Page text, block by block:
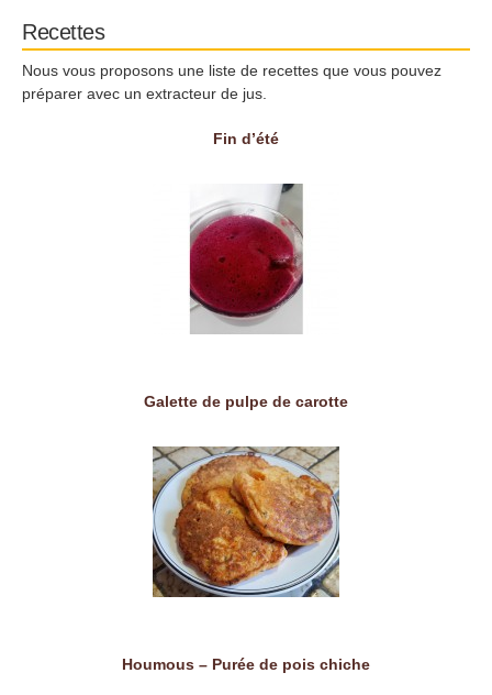
Recettes
Nous vous proposons une liste de recettes que vous pouvez
préparer avec un extracteur de jus.
Fin d’été
Galette de pulpe de carotte
Houmous – Purée de pois chiche